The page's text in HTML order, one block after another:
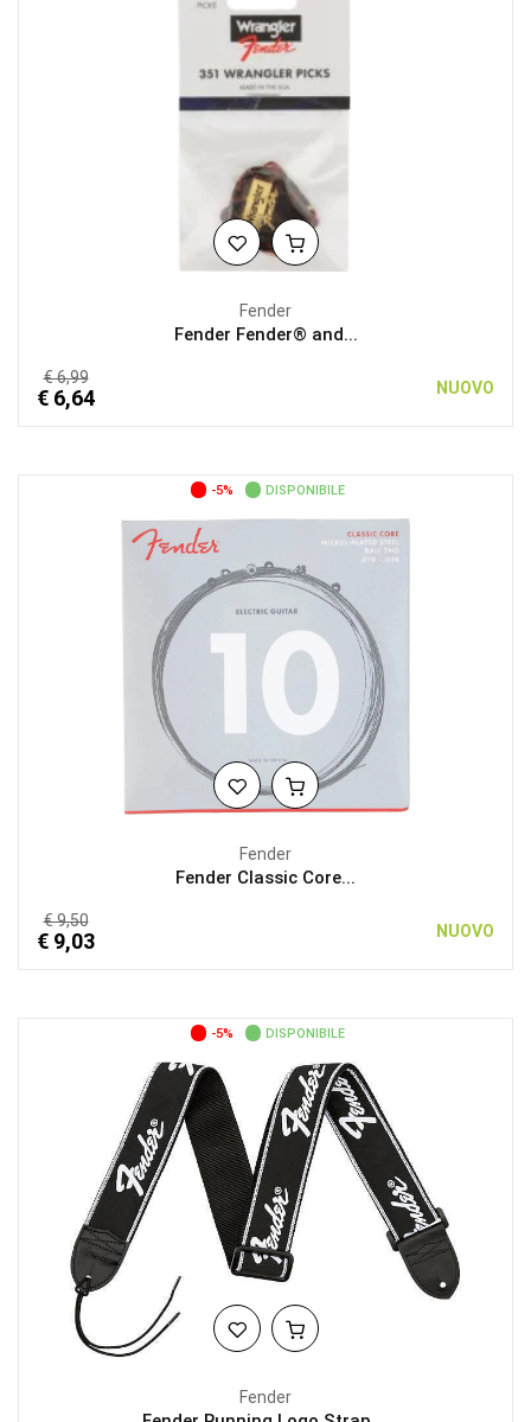
Fender
Fender Fender® and...
€ 6,99
€ 6,64 NUOVO
-5% DISPONIBILE
Fender
Fender Classic Core...
€ 9,50
€ 9,03 NUOVO
-5% DISPONIBILE
Fender